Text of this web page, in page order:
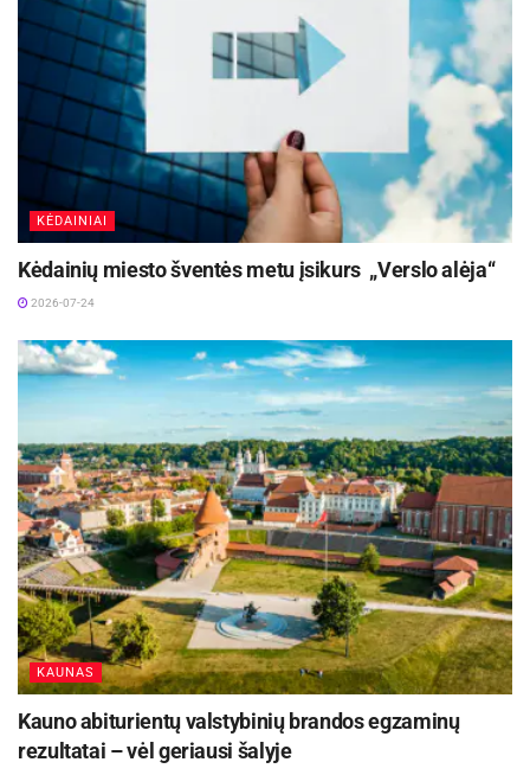
milijonų eurų, gamybos apimtys – apie 47 000
tonų mėsos ir jos gaminių per metus. Iki 55 proc.
savo produkcijos bendrovė eksportuoja į
užsienio šalis. Įmonių grupėje dirba daugiau nei
1 600 kvalifikuotų specialistų.
KĖDAINIAI
Kėdainių miesto šventės metu įsikurs „Verslo alėja“
2026-07-24
KAUNAS
Kauno abiturientų valstybinių brandos egzaminų
rezultatai – vėl geriausi šalyje